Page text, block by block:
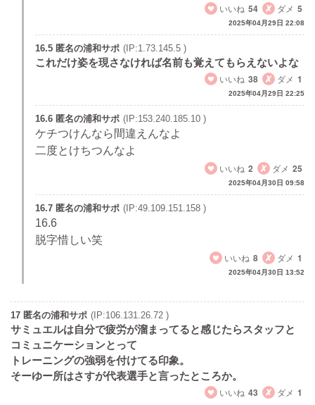
いいね 54 ダメ 5
2025年04月29日 22:08
16.5 匿名の浦和サポ (IP:1.73.145.5 )
これだけ姿を現さなければ名前も覚えてもらえないよな
いいね 38 ダメ 1
2025年04月29日 22:25
16.6 匿名の浦和サポ (IP:153.240.185.10 )
ケチつけんなら間違えんなよ
二度とけちつんなよ
いいね 2 ダメ 25
2025年04月30日 09:58
16.7 匿名の浦和サポ (IP:49.109.151.158 )
16.6
脱字惜しい笑
いいね 8 ダメ 1
2025年04月30日 13:52
17 匿名の浦和サポ (IP:106.131.26.72 )
サミュエルは自分で疲労が溜まってると感じたらスタッフと
コミュニケーションとって
トレーニングの強弱を付けてる印象。
そーゆー所はさすが代表選手と言ったところか。
いいね 43 ダメ 1